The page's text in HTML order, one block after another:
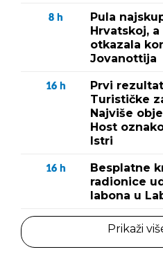
8 h
Pula
Hrvatskoj, a
otkazala
Jovanottija
16 h
Prvi
Turističke
Najviše
Host
Istri
16 h
Besplatne
radionice
labona u
Prikaži